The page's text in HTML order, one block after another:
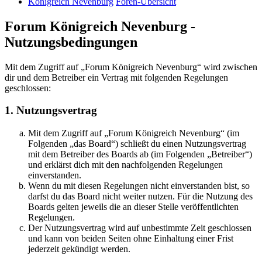
Forum Königreich Nevenburg -
Nutzungsbedingungen
Mit dem Zugriff auf „Forum Königreich Nevenburg“ wird zwischen
dir und dem Betreiber ein Vertrag mit folgenden Regelungen
geschlossen:
1. Nutzungsvertrag
Mit dem Zugriff auf „Forum Königreich Nevenburg“ (im
Folgenden „das Board“) schließt du einen Nutzungsvertrag
mit dem Betreiber des Boards ab (im Folgenden „Betreiber“)
und erklärst dich mit den nachfolgenden Regelungen
einverstanden.
Wenn du mit diesen Regelungen nicht einverstanden bist, so
darfst du das Board nicht weiter nutzen. Für die Nutzung des
Boards gelten jeweils die an dieser Stelle veröffentlichten
Regelungen.
Der Nutzungsvertrag wird auf unbestimmte Zeit geschlossen
und kann von beiden Seiten ohne Einhaltung einer Frist
jederzeit gekündigt werden.